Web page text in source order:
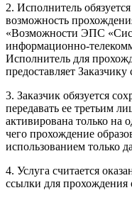
2. Исполнитель
возможность
«Возможности ЭПС
информационно-
Исполнитель для
предоставляет Заказчику
3. Заказчик обязуется
передавать ее третьим
активирована только на
чего прохождение
использованием только
4. Услуга считается
ссылки для прохождения